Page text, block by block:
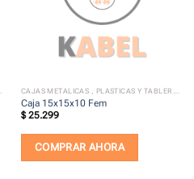
Caja 15x15x10 Fem
$25.299
COMPRAR AHORA